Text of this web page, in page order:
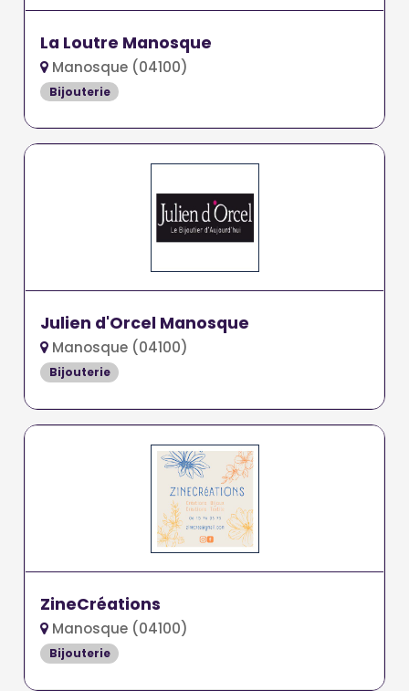
La Loutre Manosque
Manosque (04100)
Bijouterie
Julien d'Orcel Manosque
Manosque (04100)
Bijouterie
ZineCréations
Manosque (04100)
Bijouterie